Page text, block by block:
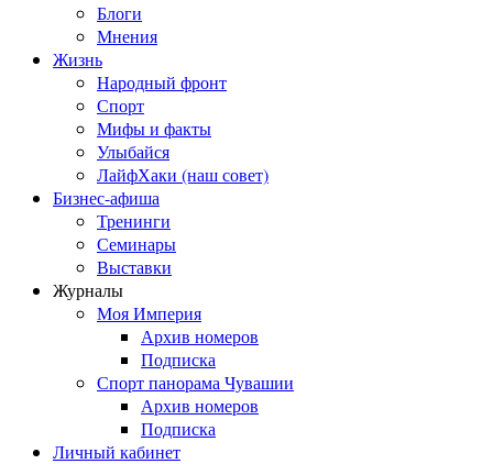
Блоги
Мнения
Жизнь
Народный фронт
Спорт
Мифы и факты
Улыбайся
ЛайфХаки (наш совет)
Бизнес-афиша
Тренинги
Семинары
Выставки
Журналы
Моя Империя
Архив номеров
Подписка
Спорт панорама Чувашии
Архив номеров
Подписка
Личный кабинет